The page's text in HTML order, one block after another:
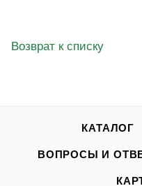
Возврат к списку
КАТАЛОГ
ВОПРОСЫ И